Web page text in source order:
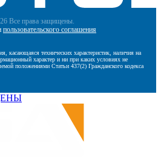
Все права защищены.
пользовательского соглашения
касающаяся технических характеристик, наличия на
характер и ни при каких условиях не
положениями Статьи 437(2) Гражданского кодекса